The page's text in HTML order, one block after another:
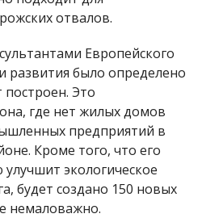
отвалов.
Европейского
развития было определено
построен. Это
где нет жилых домов
предприятий в
Кроме того, что его
экологическое
будет создано 150 новых
немаловажно.